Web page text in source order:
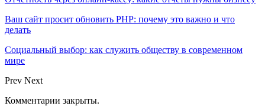
Ваш сайт просит обновить PHP: почему это важно и что
делать
Социальный выбор: как служить обществу в современном
мире
Prev Next
Комментарии закрыты.